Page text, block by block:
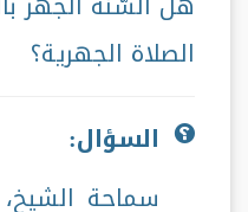
الصلاة الجهرية؟
السؤال:
سماحة